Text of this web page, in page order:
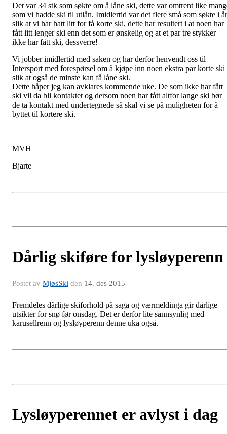
Det var 34 stk som søkte om å låne ski, dette var omtrent like
som vi hadde ski til utlån. Imidlertid var det flere små som søkte i år
slik at vi har hatt litt for få korte ski, dette har resultert i at noen har
fått litt lenger ski enn det som er ønskelig og at et par tre stykker
ikke har fått ski, dessverre!
Vi jobber imidlertid med saken og har derfor henvendt oss til
Intersport med forespørsel om å kjøpe inn noen ekstra par korte ski
slik at også de minste kan få låne ski.
Dette håper jeg kan avklares kommende uke. De som ikke har fått
ski vil da bli kontaktet og dersom noen har fått altfor lange ski bør
de ta kontakt med undertegnede så skal vi se på muligheten for å
byttet til kortere ski.
MVH
Bjarte
Dårlig skiføre for lysløyperenn
Postet av MjøsSki den 14. des 2015
Fremdeles dårlige skiforhold på saga og værmeldinga gir dårlige
utsikter for snø før onsdag. Det er derfor lite sannsynlig med
karusellrenn og lysløyperenn denne uka også.
Lysløyperennet er avlyst i dag